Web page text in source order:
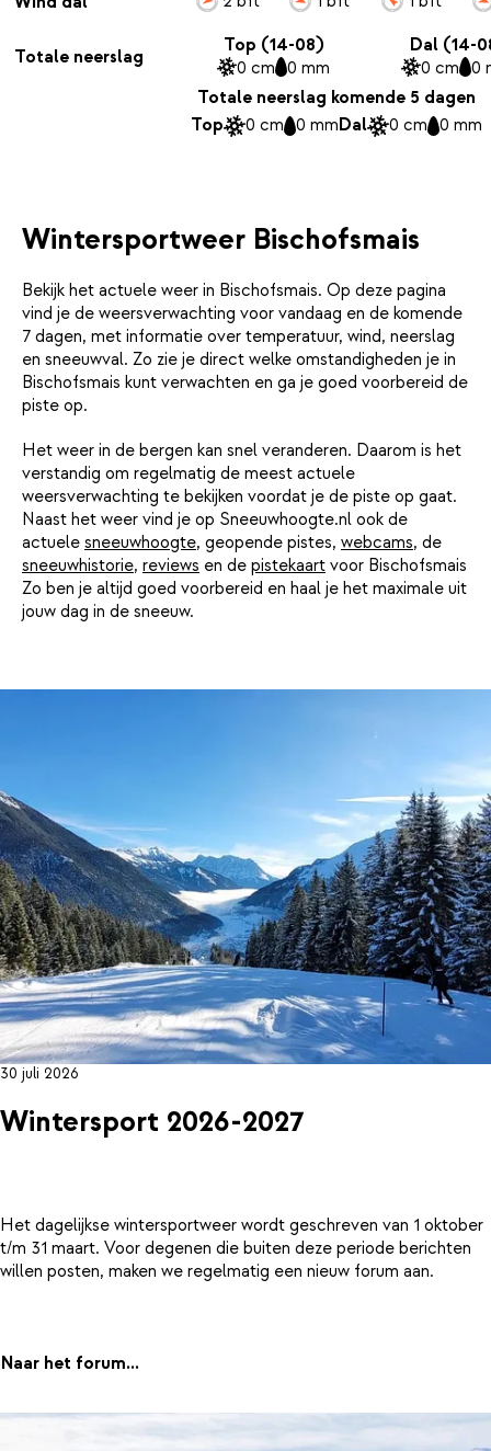
Totale neerslag
Top (14-08)
0 cm 0 mm
Dal (14-
0 cm 0
Totale neerslag komende 5 dagen
Top
0 cm 0 mmDal 0 cm 0 mm
Wintersportweer Bischofsmais
Bekijk het actuele weer in Bischofsmais. Op deze pagina
vind je de weersverwachting voor vandaag en de komende
7 dagen, met informatie over temperatuur, wind, neerslag
en sneeuwval. Zo zie je direct welke omstandigheden je in
Bischofsmais kunt verwachten en ga je goed voorbereid de
piste op.
Het weer in de bergen kan snel veranderen. Daarom is het
verstandig om regelmatig de meest actuele
weersverwachting te bekijken voordat je de piste op gaat.
Naast het weer vind je op Sneeuwhoogte.nl ook de
actuele sneeuwhoogte, geopende pistes, webcams, de
sneeuwhistorie, reviews en de pistekaart voor Bischofsmais
Zo ben je altijd goed voorbereid en haal je het maximale uit
jouw dag in de sneeuw.
30 juli 2026
Wintersport 2026-2027
Het dagelijkse wintersportweer wordt geschreven van 1 oktober
t/m 31 maart. Voor degenen die buiten deze periode berichten
willen posten, maken we regelmatig een nieuw forum aan.
Naar het forum...